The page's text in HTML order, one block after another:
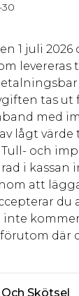
30
1 juli 2026
levereras
tas ut
med
lågt
och
i kassan
att
inte
där
Skötsel